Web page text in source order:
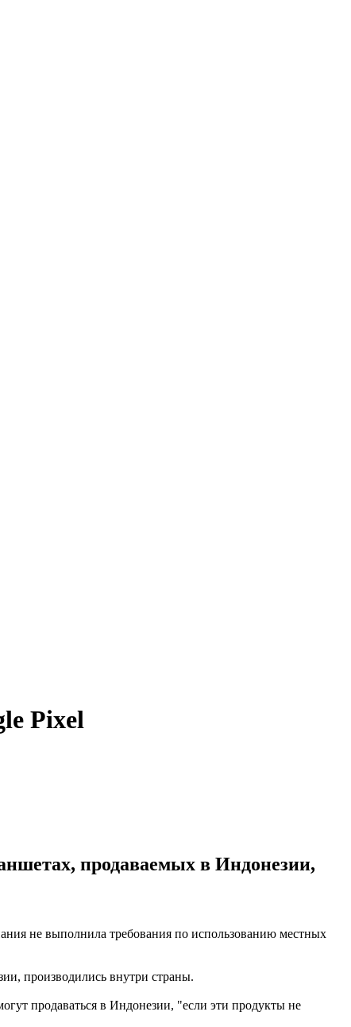
Pixel
продаваемых в Индонезии,
не выполнила требования по использованию местных
производились внутри страны.
продаваться в Индонезии, "если эти продукты не